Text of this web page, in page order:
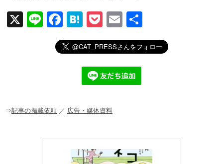
X
Li
F
a
c
o
H
at
e
n
a
P
o
ck
et
E
m
ail
有
⇒記事の掲載依頼 ／ 広告・媒体資料